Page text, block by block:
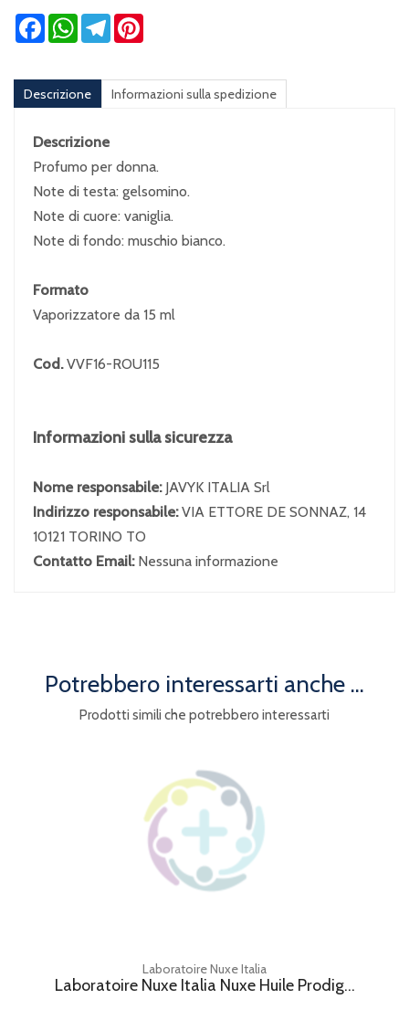
FacebookWhatsApp
Telegram
Descrizione Informazioni sulla spedizione
Descrizione
Profumo per donna.
Note di testa: gelsomino.
Note di cuore: vaniglia.
Note di fondo: muschio bianco.
Formato
Vaporizzatore da 15 ml
Cod.VVF16-ROU115
Informazioni sulla sicurezza
Nome responsabile: JAVYK ITALIA Srl
Indirizzo responsabile:VIA ETTORE DE SONNAZ, 14
10121 TORINO TO
Contatto Email: Nessuna informazione
Potrebbero interessarti anche ...
Prodotti simili che potrebbero interessarti
Laboratoire Nuxe Italia
Laboratoire Nuxe Italia Nuxe Huile Prodig...